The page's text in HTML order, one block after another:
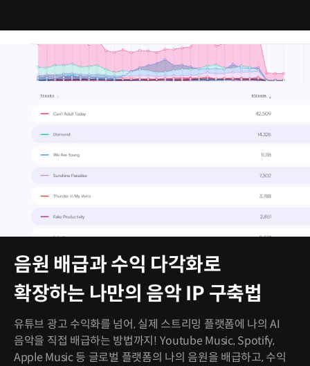
음원 배급과 수익 다각화로
확장하는 나만의 음악 IP 구축법
유튜브 광고 수익화를 넘어, 실제 스트리밍 플랫폼에 나의 AI
음악을 직접 배급하는 방법까지! Youtube Music, Spotify,
Apple Music 등 글로벌 플랫폼의 나의 음원을 배급하고, 수익